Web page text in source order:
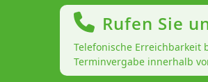
FORTBILDUNGEN
HOCHSCHULE
Rufen Sie
Telefonische Erreichbarkeit
Terminvergabe innerhalb